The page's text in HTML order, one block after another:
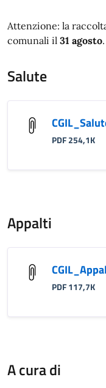
Attenzione: la
comunali il 31 agosto.
Salute
PDF 254,1K
Appalti
PDF 117,7K
A cura di